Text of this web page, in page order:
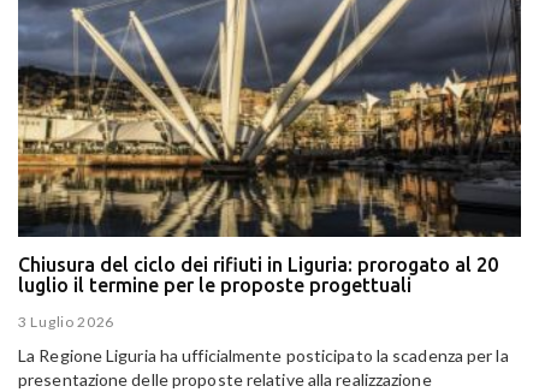
Chiusura del ciclo dei rifiuti in Liguria: prorogato al 20
luglio il termine per le proposte progettuali
3 Luglio 2026
La Regione Liguria ha ufficialmente posticipato la scadenza per la
presentazione delle proposte relative alla realizzazione